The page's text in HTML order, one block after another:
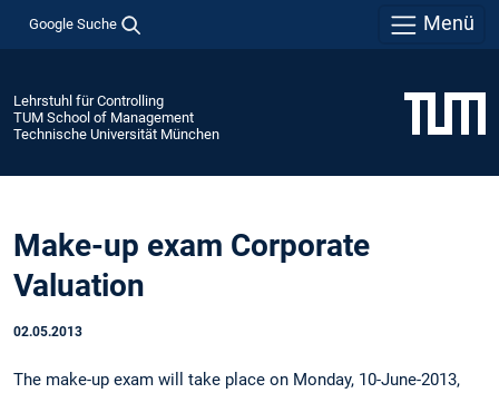
Google Suche Menü
Lehrstuhl für Controlling
TUM School of Management
Technische Universität München
Make-up exam Corporate
Valuation
02.05.2013
The make-up exam will take place on Monday, 10-June-2013,